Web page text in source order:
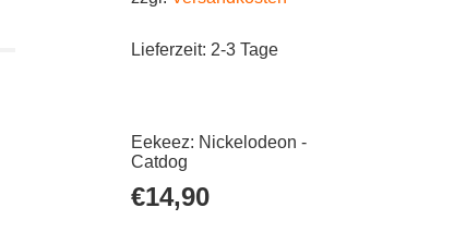
Lieferzeit: 2-3 Tage
Eekeez: Nickelodeon -
Catdog
€14,90